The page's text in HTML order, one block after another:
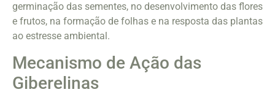
germinação das sementes, no desenvolvimento das flores
e frutos, na formação de folhas e na resposta das plantas
ao estresse ambiental.
Mecanismo de Ação das
Giberelinas